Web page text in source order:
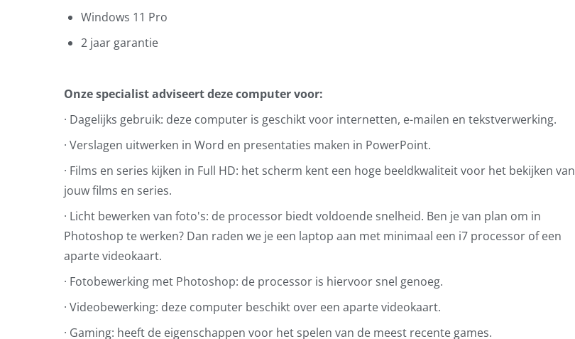
Windows 11 Pro
2 jaar garantie
Onze specialist adviseert deze computer voor:
· Dagelijks gebruik: deze computer is geschikt voor internetten, e-mailen en tekstverwerking.
· Verslagen uitwerken in Word en presentaties maken in PowerPoint.
· Films en series kijken in Full HD: het scherm kent een hoge beeldkwaliteit voor het bekijken van
jouw films en series.
· Licht bewerken van foto's: de processor biedt voldoende snelheid. Ben je van plan om in
Photoshop te werken? Dan raden we je een laptop aan met minimaal een i7 processor of een
aparte videokaart.
· Fotobewerking met Photoshop: de processor is hiervoor snel genoeg.
· Videobewerking: deze computer beschikt over een aparte videokaart.
· Gaming: heeft de eigenschappen voor het spelen van de meest recente games.